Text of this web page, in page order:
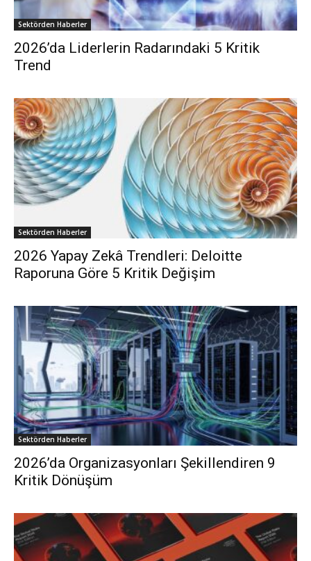
Sektörden Haberler
2026’da Liderlerin Radarındaki 5 Kritik
Trend
Sektörden Haberler
2026 Yapay Zekâ Trendleri: Deloitte
Raporuna Göre 5 Kritik Değişim
Sektörden Haberler
2026’da Organizasyonları Şekillendiren 9
Kritik Dönüşüm